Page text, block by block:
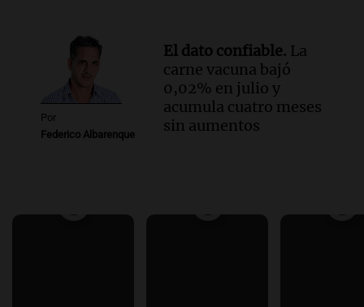
Por
Federico Albarenque
El dato confiable. La
carne vacuna bajó
0,02% en julio y
acumula cuatro meses
sin aumentos